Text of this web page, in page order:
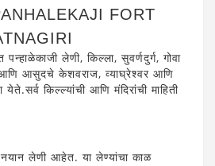
FORT
पन्हाळेकाजी लेणी, किल्ला, सुवर्णदुर्ग, गोवा
आसुदचे केशवराज, व्याघ्रेश्वर आणि
येते.सर्व किल्ल्यांची आणि मंदिरांची माहिती
लेणी आहेत. या लेण्यांचा काळ